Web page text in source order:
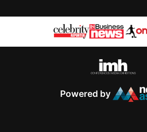
Powered by